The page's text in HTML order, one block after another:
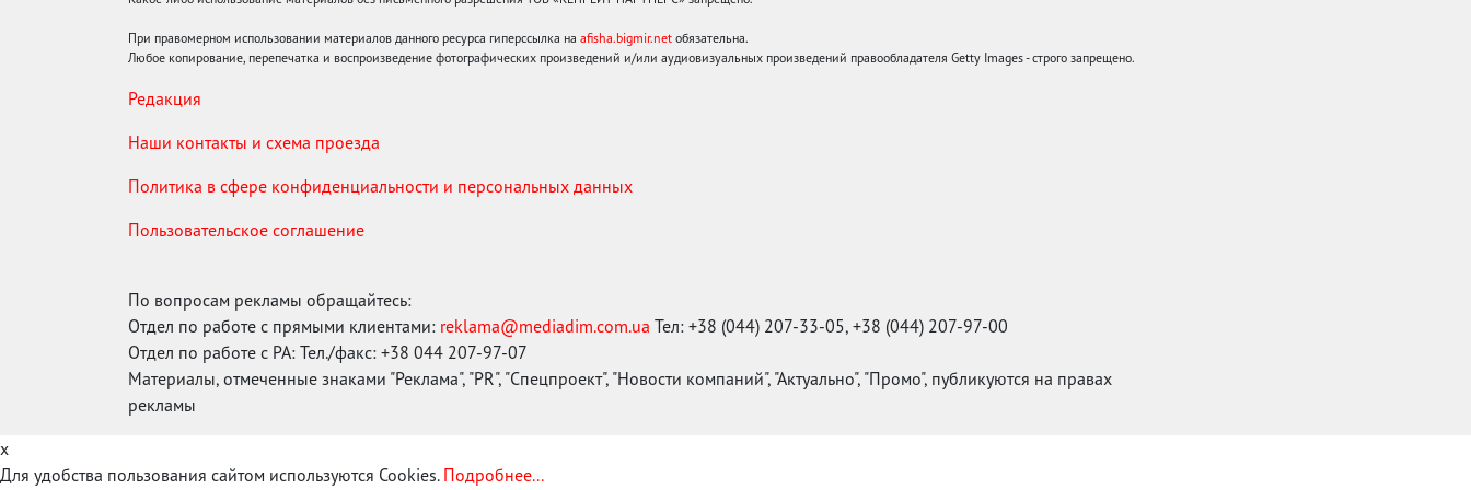
При правомерном использовании материалов данного ресурса гиперссылка на afisha.bigmir.net обязательна.
Любое копирование, перепечатка и воспроизведение фотографических произведений и/или аудиовизуальных произведений правообладателя Getty Images - строго запрещено.
Редакция
Наши контакты и схема проезда
Политика в сфере конфиденциальности и персональных данных
Пользовательское соглашение
По вопросам рекламы обращайтесь:
Отдел по работе с прямыми клиентами: reklama@mediadim.com.ua Тел: +38 (044) 207-33-05, +38 (044) 207-97-00
Отдел по работе с РА: Тел./факс: +38 044 207-97-07
Материалы, отмеченные знаками "Реклама", "PR", "Спецпроект", "Новости компаний", "Актуально", "Промо", публикуются на правах
рекламы
x
Для удобства пользования сайтом используются Cookies. Подробнее...